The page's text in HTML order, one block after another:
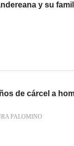
y su
de cárcel a
PALOMINO